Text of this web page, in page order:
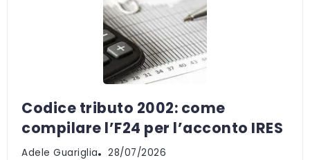
Codice tributo 2002: come
compilare l’F24 per l’acconto IRES
Adele Guariglia 28/07/2026